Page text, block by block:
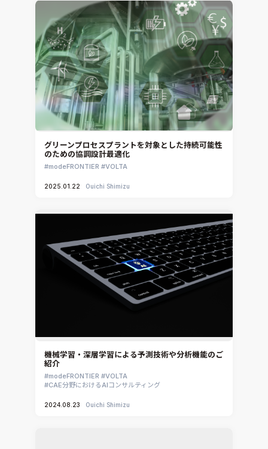
MBDプロセス構築コンサルティング
CAEエンジニアリングコンサルティング
音響設計
CAE分野におけるAIコンサルティング
システム構築と開発
CONVERGE
iconCFD
SIMULIA Abaqus Unified FEA
Simcenter Flotherm
Simcenter Flotherm XT
Ansys Electronics
DEMITASNX
Simcenter 3D Acoustics
Rocky
CATIA V5 Analysis
Ansys EnSight
ennovaCFD
MpCCI
Ansys Granta MI
Ansys Granta Selector
グリーンプロセスプラントを対象とした持続可能性
のための協調設計最適化
modeFRONTIER VOLTA
2025.01.22 Ouichi Shimizu
機械学習・深層学習による予測技術や分析機能のご
紹介
modeFRONTIER
VOLTA
CAE分野におけるAIコンサルティング
2024.08.23 Ouichi Shimizu